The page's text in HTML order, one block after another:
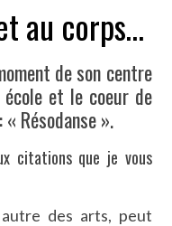
au corps…
de son centre
école et le coeur de
Résodanse ».
citations que je vous
autre des arts, peut